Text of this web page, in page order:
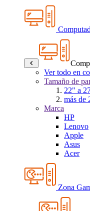
Ver todo en
Tamaño de
22" a
más de
Marca
HP
Lenovo
Apple
Asus
Acer
Zona